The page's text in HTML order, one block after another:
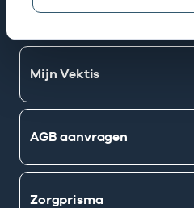
AGB zoeken
Mijn Vektis
AGB aanvragen
Zorgprisma